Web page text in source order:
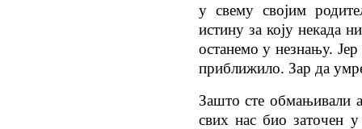
у свему својим
истину за коју некада
останемо у незнању.
приближило. Зар да
Зашто сте обмањивали
свих нас био заточен